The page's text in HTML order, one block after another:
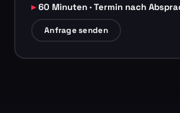
60 Minuten · Termin nach
Anfrage senden